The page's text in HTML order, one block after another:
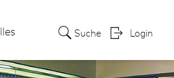
Suche Login